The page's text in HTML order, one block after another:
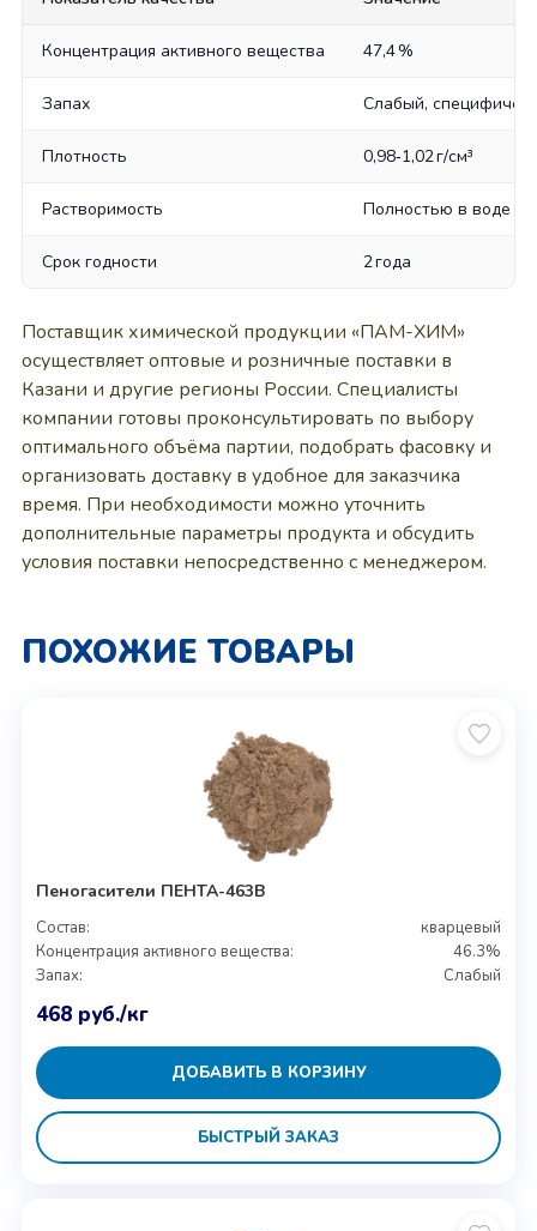
Концентрация активного вещества 47,4 %
Запах Слабый,
Плотность 0,98‑1,02 г/см³
Растворимость Полностью в воде
Срок годности 2 года
Поставщик химической продукции «ПАМ-ХИМ»
осуществляет оптовые и розничные поставки в
Казани и другие регионы России. Специалисты
компании готовы проконсультировать по выбору
оптимального объёма партии, подобрать фасовку и
организовать доставку в удобное для заказчика
время. При необходимости можно уточнить
дополнительные параметры продукта и обсудить
условия поставки непосредственно с менеджером.
ПОХОЖИЕ ТОВАРЫ
Пеногасители ПЕНТА-463В
Состав:
кварцевый
Концентрация активного вещества:
46.3%
Запах:
Слабый
468 руб./кг
ДОБАВИТЬ В КОРЗИНУ
БЫСТРЫЙ ЗАКАЗ